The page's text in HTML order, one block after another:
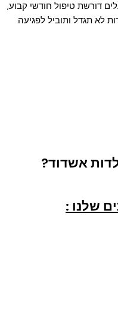
דורשת טיפול חודשי קבוע,
לא תגדל ותוביל לפגיעה
אשדוד?
שלנו :